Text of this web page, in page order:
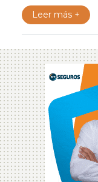
Leer más +